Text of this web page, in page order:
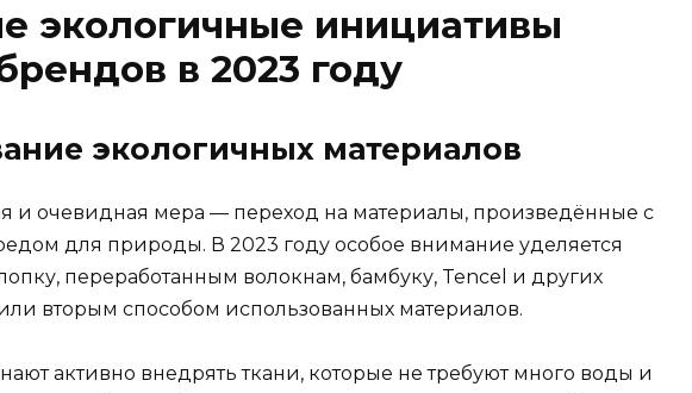
экологичные инициативы
в 2023 году
экологичных материалов
и очевидная мера — переход на материалы, произведённые с
для природы. В 2023 году особое внимание уделяется
переработанным волокнам, бамбуку, Tencel и других
вторым способом использованных материалов.
активно внедрять ткани, которые не требуют много воды и